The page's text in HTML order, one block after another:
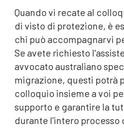
Quando vi recate al
di visto di protezione, è
chi può accompagnarvi
Se avete richiesto
avvocato australiano
migrazione, questi potrà
colloquio insieme a voi
supporto e garantire la
durante l'intero processo